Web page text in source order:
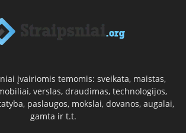
įvairiomis temomis: sveikata, maistas,
verslas, draudimas, technologijos,
paslaugos, mokslai, dovanos, augalai,
gamta ir t.t.